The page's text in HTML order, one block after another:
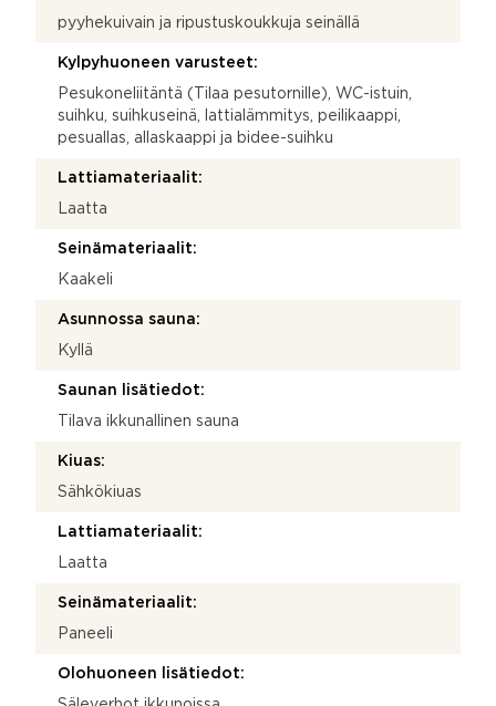
pyyhekuivain ja ripustuskoukkuja seinällä
Kylpyhuoneen varusteet:
Pesukoneliitäntä (Tilaa pesutornille), WC-istuin,
suihku, suihkuseinä, lattialämmitys, peilikaappi,
pesuallas, allaskaappi ja bidee-suihku
Lattiamateriaalit:
Laatta
Seinämateriaalit:
Kaakeli
Asunnossa sauna:
Kyllä
Saunan lisätiedot:
Tilava ikkunallinen sauna
Kiuas:
Sähkökiuas
Lattiamateriaalit:
Laatta
Seinämateriaalit:
Paneeli
Olohuoneen lisätiedot: